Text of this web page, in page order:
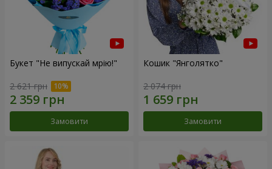
Букет "Не випускай мрію!"
2 621 грн
Замовити
Кошик "Янголятко"
2 074 грн
Замовити